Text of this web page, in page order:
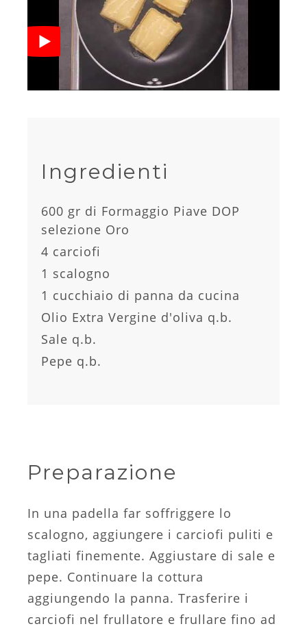
Ingredienti
600 gr di Formaggio Piave DOP
selezione Oro
4 carciofi
1 scalogno
1 cucchiaio di panna da cucina
Olio Extra Vergine d'oliva q.b.
Sale q.b.
Pepe q.b.
Preparazione
In una padella far soffriggere lo
scalogno, aggiungere i carciofi puliti e
tagliati finemente. Aggiustare di sale e
pepe. Continuare la cottura
aggiungendo la panna. Trasferire i
carciofi nel frullatore e frullare fino ad